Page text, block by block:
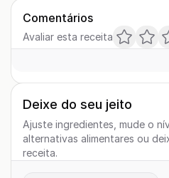
Comentários
Avaliar esta receita
Deixe do seu jeito
Ajuste ingredientes, mude o
alternativas alimentares ou
receita.